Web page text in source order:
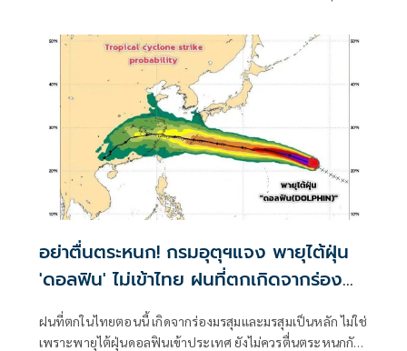
อย่าตื่นตระหนก! กรมอุตุฯแจง พายุไต้ฝุ่น
'ดอลฟิน' ไม่เข้าไทย ฝนที่ตกเกิดจากร่อง
มรสุม
ฝนที่ตกในไทยตอนนี้ เกิดจากร่องมรสุมและมรสุมเป็นหลัก ไม่ใช่
เพราะพายุไต้ฝุ่นดอลฟินเข้าประเทศ ยังไม่ควรตื่นตระหนกกับ